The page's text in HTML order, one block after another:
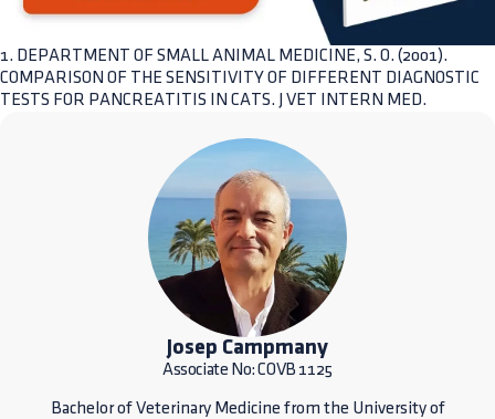
1. DEPARTMENT OF SMALL ANIMAL MEDICINE, S. O. (2001).
COMPARISON OF THE SENSITIVITY OF DIFFERENT DIAGNOSTIC
TESTS FOR PANCREATITIS IN CATS. J VET INTERN MED.
Josep Campmany
Associate No: COVB 1125
Bachelor of Veterinary Medicine from the University of